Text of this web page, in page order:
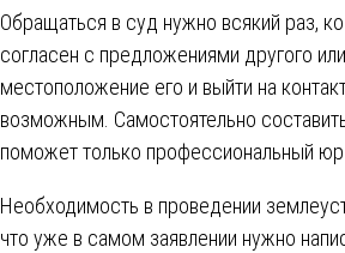
Обращаться в суд нужно всякий раз,
согласен с предложениями другого
местоположение его и выйти на
возможным. Самостоятельно
поможет только профессиональный
Необходимость в проведении
что уже в самом заявлении нужно